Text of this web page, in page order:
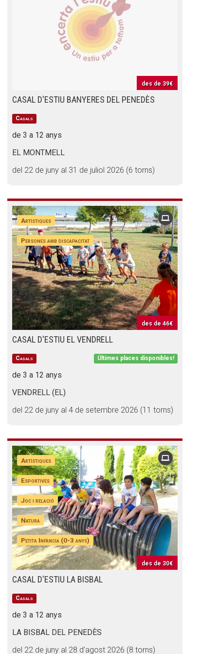
des de 39€
CASAL D'ESTIU BANYERES DEL PENEDÈS
Casals
de 3 a 12 anys
EL MONTMELL
del 22 de juny al 31 de juliol 2026 (6 torns)
Artístiques
Persones amb discapacitat
des de 46€
CASAL D'ESTIU EL VENDRELL
Últimes places disponibles!
Casals
de 3 a 12 anys
VENDRELL (EL)
del 22 de juny al 4 de setembre 2026 (11 torns)
Artístiques
Esportives
Joc i relació
Natura
Petita Infància (0-3 anys)
des de 30€
CASAL D'ESTIU LA BISBAL
Casals
de 3 a 12 anys
LA BISBAL DEL PENEDÈS
del 22 de juny al 28 d'agost 2026 (8 torns)
CONEIX FUNDESPLAI
Missió i valors
Els comptes clars
Memòria d'activitats
Proposta educativa
Notícies
Butlletins
Diari de la Fundació
Fundesplai als mitjans
Xarxes socials
COL·LABORA
Fes voluntariat
Fes un donatiu
Treballa amb nosaltres